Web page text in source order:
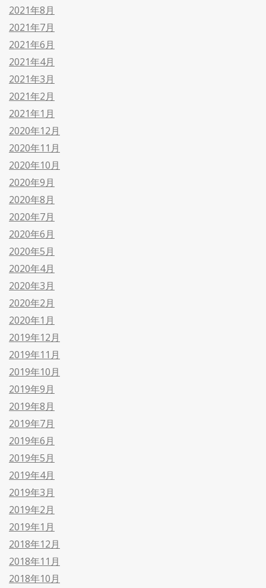
2021年8月
2021年7月
2021年6月
2021年4月
2021年3月
2021年2月
2021年1月
2020年12月
2020年11月
2020年10月
2020年9月
2020年8月
2020年7月
2020年6月
2020年5月
2020年4月
2020年3月
2020年2月
2020年1月
2019年12月
2019年11月
2019年10月
2019年9月
2019年8月
2019年7月
2019年6月
2019年5月
2019年4月
2019年3月
2019年2月
2019年1月
2018年12月
2018年11月
2018年10月